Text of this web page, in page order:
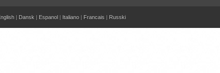
| Dansk | Espanol | Italiano | Francais | Russki